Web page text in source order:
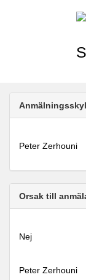
Peter Zerhouni
Orsak till
Nej
Peter Zerhouni